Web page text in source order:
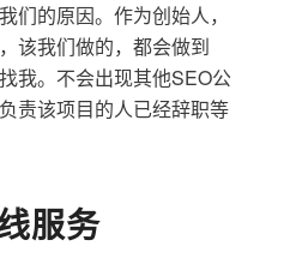
们的原因。作为创始人，
该我们做的，都会做到
我。不会出现其他SEO公
责该项目的人已经辞职等
服务